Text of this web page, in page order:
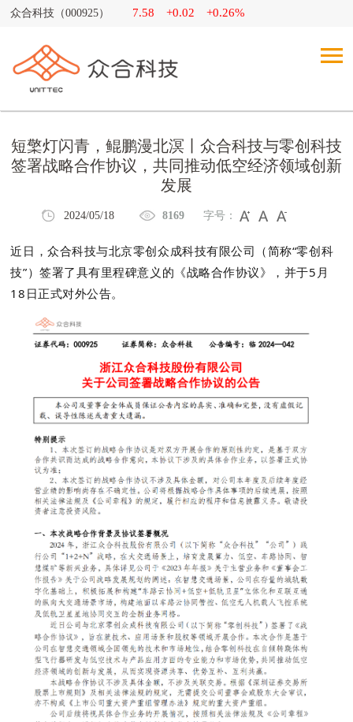
众合科技（000925） 7.58 +0.02 +0.26%
短檠灯闪青，鲲鹏漫北溟丨众合科技与零创科技
签署战略合作协议，共同推动低空经济领域创新
发展
2024/05/18 8169 字号：
近日，众合科技与北京零创众成科技有限公司（简称“零创科
技”）签署了具有里程碑意义的《战略合作协议》，并于5月
18日正式对外公告。